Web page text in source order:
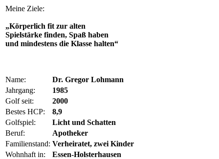
Meine Ziele:
„Körperlich fit zur alten
Spielstärke finden, Spaß haben
und mindestens die Klasse halten“
Name:
Dr. Gregor Lohmann
Jahrgang:
1985
Golf seit:
2000
Bestes HCP:
8,9
Golfspiel:
Licht und Schatten
Beruf:
Apotheker
Familienstand: Verheiratet, zwei Kinder
Wohnhaft in:
Essen-Holsterhausen